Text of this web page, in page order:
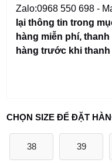
Zalo:0968 550 698 -
lại thông tin trong
hàng miễn phí,
hàng trước khi thanh
CHỌN SIZE ĐỂ ĐẶT
38 39